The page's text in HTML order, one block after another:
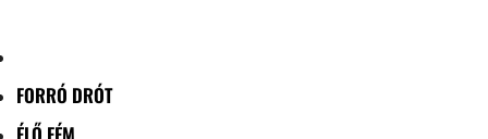
FORRÓ DRÓT